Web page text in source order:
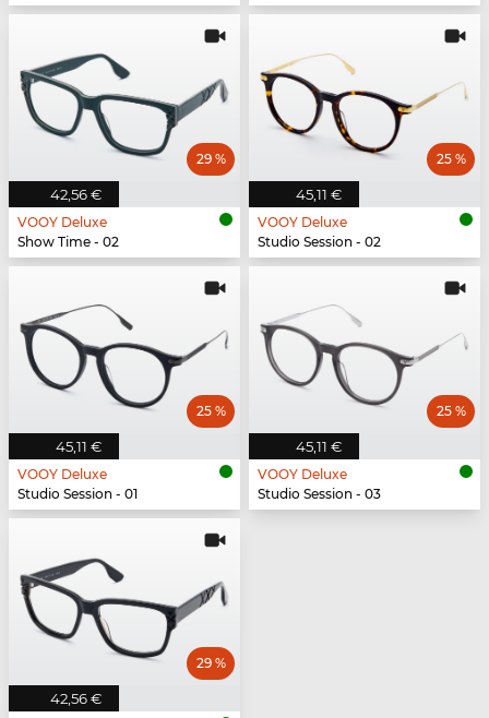
42,56 €
29 %
VOOY Deluxe
Show Time - 02
45,11 €
25 %
VOOY Deluxe
Studio Session - 02
45,11 €
25 %
VOOY Deluxe
Studio Session - 01
45,11 €
25 %
VOOY Deluxe
Studio Session - 03
42,56 €
29 %